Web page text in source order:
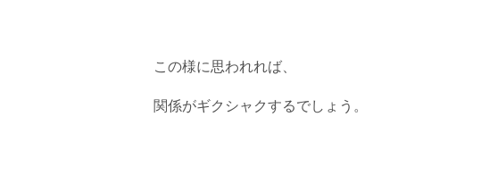
この様に思われれば、
関係がギクシャクするでしょう。